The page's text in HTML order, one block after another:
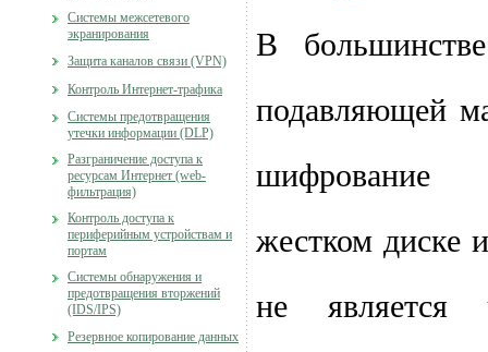
Системы межсетевого
экранирования
Защита каналов связи (VPN)
Контроль Интернет-трафика
Системы предотвращения
утечки информации (DLP)
Разграничение доступа к
ресурсам Интернет (web-
фильтрация)
Контроль доступа к
периферийным устройствам и
портам
Системы обнаружения и
предотвращения вторжений
(IDS/IPS)
Резервное копирование данных
В
подавляющей
шифрование
жестком диске
не является